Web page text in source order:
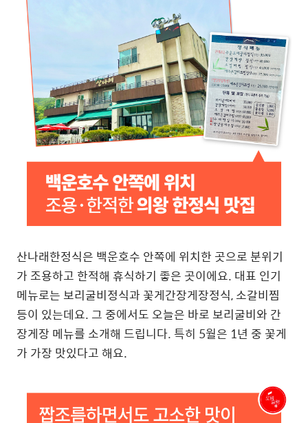
산나래한정식은 백운호수 안쪽에 위치한 곳으로 분위기
가 조용하고 한적해 휴식하기 좋은 곳이에요. 대표 인기
메뉴로는 보리굴비정식과 꽃게간장게장정식,소갈비찜
등이 있는데요. 그 중에서도 오늘은 바로 보리굴비와 간
장게장 메뉴를 소개해 드립니다. 특히 5월은 1년 중 꽃게
가 가장 맛있다고 해요.